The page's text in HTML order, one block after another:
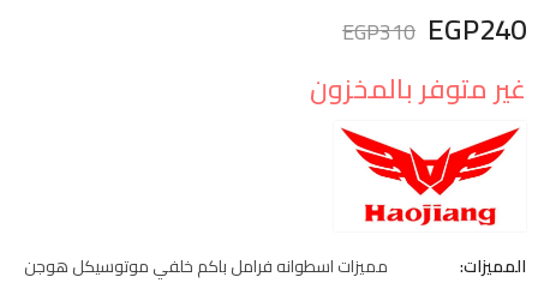
EGP240
EGP310
غير متوفر بالمخزون
المميزات:
مميزات اسطوانه فرامل باكم خلفي موتوسيكل هوجن